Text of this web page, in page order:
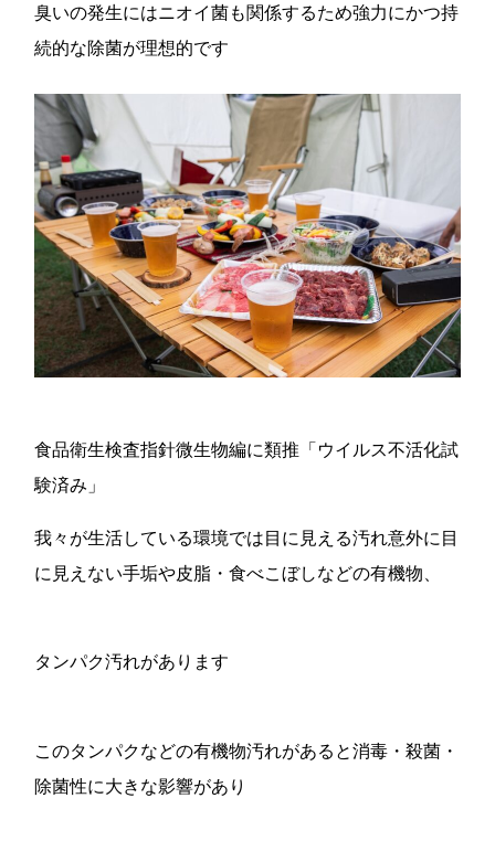
臭いの発生にはニオイ菌も関係するため強力にかつ持
続的な除菌が理想的です
食品衛生検査指針微生物編に類推「ウイルス不活化試
験済み」
我々が生活している環境では目に見える汚れ意外に目
に見えない手垢や皮脂・食べこぼしなどの有機物、
タンパク汚れがあります
このタンパクなどの有機物汚れがあると消毒・殺菌・
除菌性に大きな影響があり